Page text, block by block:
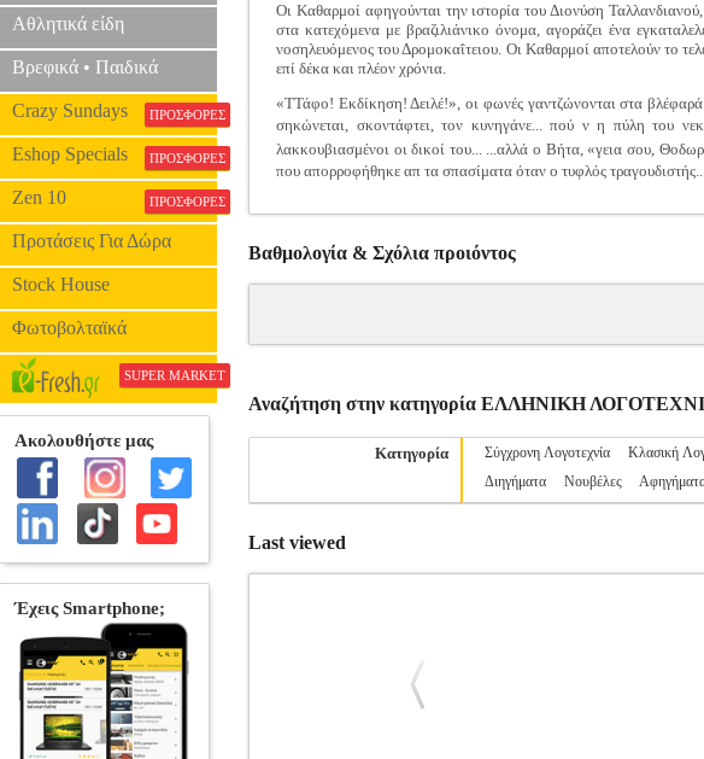
Αθλητικά είδη
Βρεφικά • Παιδικά
Crazy Sundays ΠΡΟΣΦΟΡΕΣ
Eshop Specials ΠΡΟΣΦΟΡΕΣ
Zen 10 ΠΡΟΣΦΟΡΕΣ
Προτάσεις Για Δώρα
Stock House
Φωτοβολταϊκά
SUPER MARKET
Οι Καθαρμοί αφηγούνται την ιστορία του Διονύση
στα κατεχόμενα με βραζιλιάνικο όνομα, αγοράζει ένα
νοσηλευόμενος του Δρομοκαΐτειου. Οι Καθαρμοί αποτελούν το
επί δέκα και πλέον χρόνια.
«ΤΤάφο! Εκδίκηση! Δειλέ!», οι φωνές γαντζώνονται στα
σηκώνεται, σκοντάφτει, τον κυνηγάνε... πού ν η πύλη του
λακκουβιασμένοι οι δικοί του... ...αλλά ο Βήτα, «γεια σου,
που απορροφήθηκε απ τα σπασίματα όταν ο τυφλός
Βαθμολογία & Σχόλια προιόντος
Αναζήτηση στην κατηγορία ΕΛΛΗΝΙΚΗ
Κατηγορία Σύγχρονη Λογοτεχνία Κλασική
Διηγήματα
Νουβέλες
Last viewed